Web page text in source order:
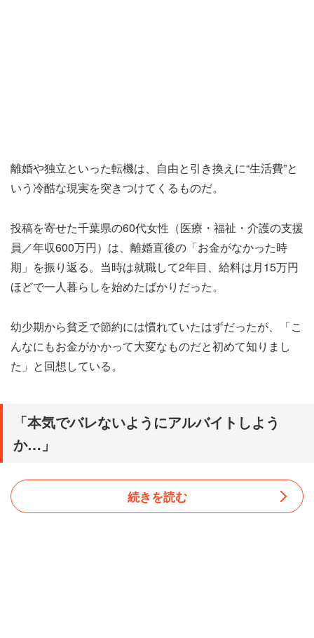
離婚や独立といった転機は、自由と引き換えに“生活費”と
いう冷酷な現実を突きつけてくるものだ。
投稿を寄せた千葉県の60代女性（医療・福祉・介護の支援
員／年収600万円）は、離婚直後の「お金がなかった時
期」を振り返る。当時は就職して2年目、給料は月15万円
ほどで一人暮らしを始めたばかりだった。
幼少期から貧乏で節約には慣れていたはずだったが、「こ
んなにもお金がかかって大変なものだと初めて知りまし
た」と回想している。
「本気でバレないようにアルバイトしよう
か…」
続きを読む